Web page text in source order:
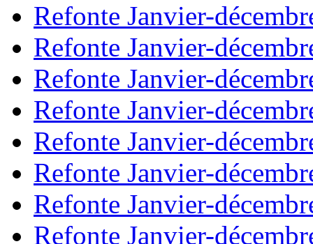
Refonte Janvier-
Refonte Janvier-
Refonte Janvier-
Refonte Janvier-
Refonte Janvier-
Refonte Janvier-
Refonte Janvier-
Refonte Janvier-